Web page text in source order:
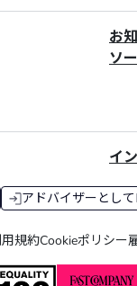
お
ソ
イ
アドバイザーとし
規約Cookieポリシー